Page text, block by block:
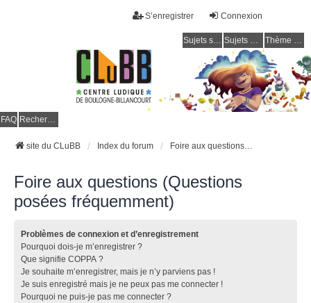
Connexion
S’enregistrer
Sujets sans réponse Sujets actifs Thème clair / foncé
FAQ Rechercher
site du CLuBB Index du forum Foire aux questions (Questions posées fréquemment)
Foire aux questions (Questions
posées fréquemment)
Problèmes de connexion et d’enregistrement
Pourquoi dois-je m’enregistrer ?
Que signifie COPPA ?
Je souhaite m’enregistrer, mais je n’y parviens pas !
Je suis enregistré mais je ne peux pas me connecter !
Pourquoi ne puis-je pas me connecter ?